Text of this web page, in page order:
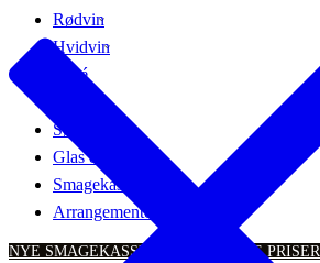
Rødvin
Hvidvin
Rosé
Søde vine
Glas & tilbehør
Smagekasser
Arrangementer
NYE SMAGEKASSER – TIL SKARPE PRISER